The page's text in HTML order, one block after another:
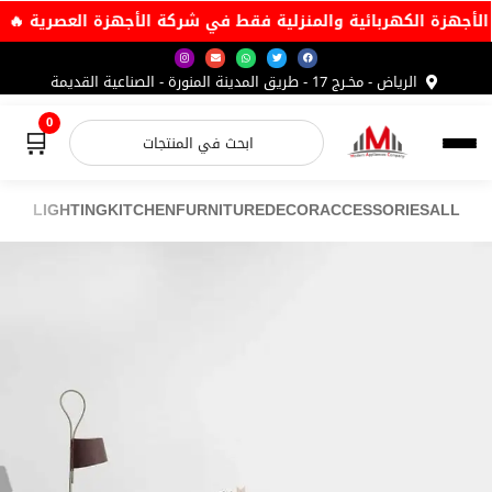
عروض الأجهزة الكهربائية والمنزلية فقط في شركة الأجهزة
الرياض - مخـرج 17 - طريق المدينة المنورة - الصناعية القديمة
🛒0
ALL
ACCESSORIES
DECOR
FURNITURE
KITCHEN
LIGHTING